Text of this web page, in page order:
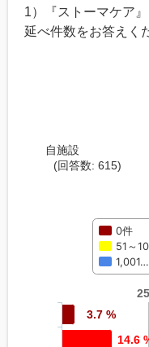
1）『ストーマケア
延べ件数をお答えく
自施設
(回答数: 615)
0件
51～
1,001…
3.7 %
14.6